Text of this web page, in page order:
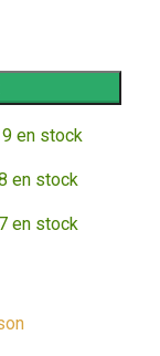
en stock
en stock
7 en stock